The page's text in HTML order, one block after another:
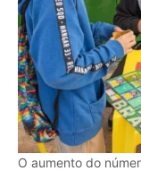
O aumento do